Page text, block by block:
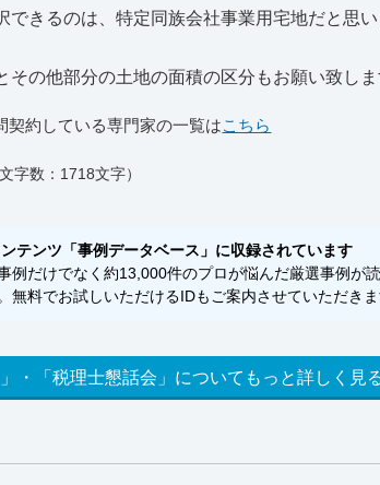
きるのは、特定同族会社事業用宅地だと思
の他部分の土地の面積の区分もお願い致しま
約している専門家の一覧はこちら
字数：1718文字）
テンツ「事例データベース」に収録されています
例だけでなく約13,000件のプロが悩んだ厳選事例が
無料でお試しいただけるIDもご案内させていただきま
・「税理士懇話会」についてもっと詳しく見